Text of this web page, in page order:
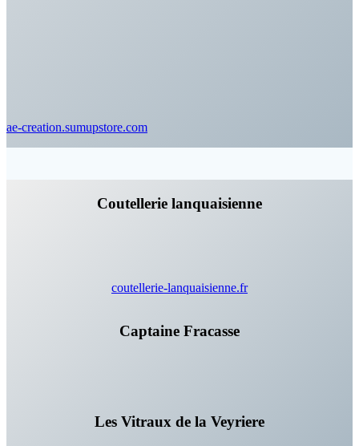
ae-creation.sumupstore.com
Coutellerie lanquaisienne
coutellerie-lanquaisienne.fr
Captaine Fracasse
Les Vitraux de la Veyriere